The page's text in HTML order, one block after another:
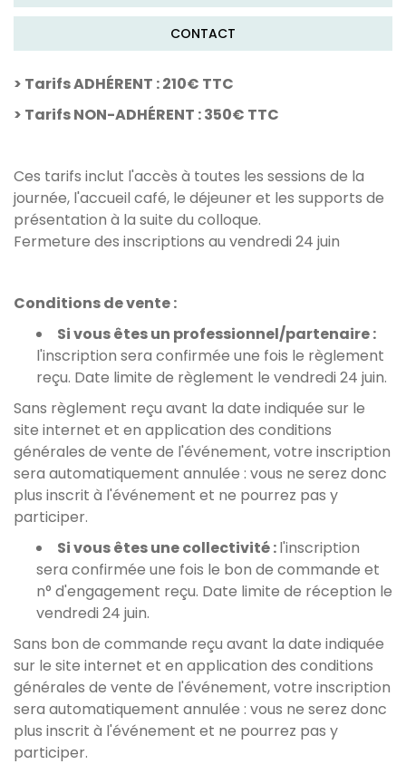
CONTACT
> Tarifs ADHÉRENT : 210€ TTC
> Tarifs NON-ADHÉRENT : 350€ TTC
Ces tarifs inclut l'accès à toutes les sessions de la
journée, l'accueil café, le déjeuner et les supports de
présentation à la suite du colloque.
Fermeture des inscriptions au vendredi 24 juin
Conditions de vente :
Si vous êtes un professionnel/partenaire :
l'inscription sera confirmée une fois le règlement
reçu. Date limite de règlement le vendredi 24 juin.
Sans règlement reçu avant la date indiquée sur le
site internet et en application des conditions
générales de vente de l'événement, votre inscription
sera automatiquement annulée : vous ne serez donc
plus inscrit à l'événement et ne pourrez pas y
participer.
Si vous êtes une collectivité :l'inscription
sera confirmée une fois le bon de commande et
n° d'engagement reçu. Date limite de réception le
vendredi 24 juin.
Sans bon de commande reçu avant la date indiquée
sur le site internet et en application des conditions
générales de vente de l'événement, votre inscription
sera automatiquement annulée : vous ne serez donc
plus inscrit à l'événement et ne pourrez pas y
participer.